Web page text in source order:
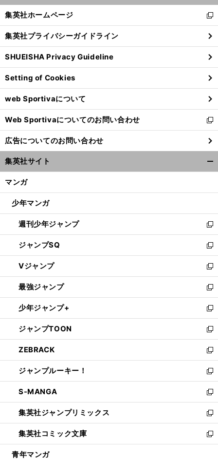
閉
る
集英社ホームページ
新
し
い
ウ
ィ
ン
ド
ウ
で
開
く
集英社プライバシーガイドライン
SHUEISHA Privacy Guideline
Setting of Cookies
web Sportivaについて
Web Sportivaについてのお問い合わせ
新
し
い
ウ
ィ
ン
ウ
開
く
広告についてのお問い合わせ
集英社サイト
マンガ
少年マンガ
週刊少年ジャンプ
新
し
い
ウ
ィ
ン
ド
ウ
で
開
く
ジャンプSQ
新
し
い
ウ
ィ
ン
ド
ウ
で
開
く
Vジャンプ
新
し
い
ウ
ィ
ン
ド
ウ
で
開
く
最強ジャンプ
新
し
い
ウ
ィ
ン
ド
ウ
で
開
く
少年ジャンプ+
新
し
い
ウ
ィ
ン
ド
ウ
で
開
く
ジャンプTOON
新
し
い
ウ
ィ
ン
ド
ウ
で
開
く
ZEBRACK
新
し
い
ウ
ィ
ン
ド
ウ
で
開
ジャンプルーキー！
新
し
い
ウ
ィ
ン
ド
ウ
S-MANGA
新
し
い
ウ
ィ
ン
集英社ジャンプリミックス
新
し
い
ウ
集英社コミック文庫
新
し
青年マンガ